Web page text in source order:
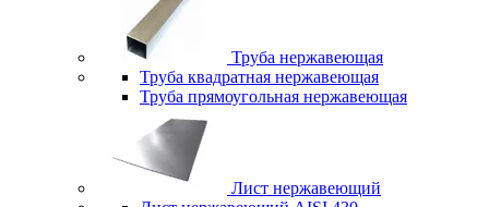
Труба нержавеющая
Труба квадратная нержавеющая
Труба прямоугольная нержавеющая
Лист нержавеющий